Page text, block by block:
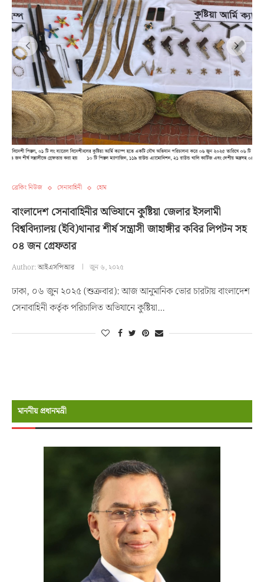
ব্রেকিং নিউজ সেনাবাহিনী হোম
বাংলাদেশ সেনাবাহিনীর অভিযানে কুষ্টিয়া জেলার ইসলামী
বিশ্ববিদ্যালয় (ইবি)থানার শীর্ষ সন্ত্রাসী জাহাঙ্গীর কবির লিপটন সহ
০৪ জন গ্রেফতার
Author:আইএসপিআর জুন ৬, ২০২৫
ঢাকা, ০৬ জুন ২০২৫ (শুক্রবার): আজ আনুমানিক ভোর চারটায় বাংলাদেশ
সেনাবাহিনী কর্তৃক পরিচালিত অভিযানে কুষ্টিয়া…
মাননীয় প্রধানমন্রী